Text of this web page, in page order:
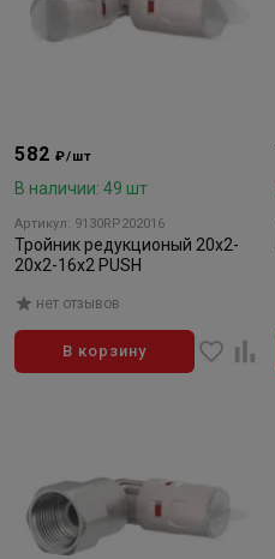
582₽/шт
В наличии: 49 шт
Артикул: 9130RP202016
Тройник редукционый 20х2-
20х2-16х2 PUSH
нет отзывов
В корзину